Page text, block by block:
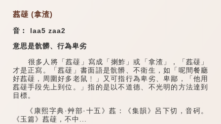
藞䕢 (拿渣)
音︰ laa5 zaa2
意思是骯髒、行為卑劣
很多人將「藞䕢」寫成「揦鮓」或「拿渣」，「藞䕢」
才是正寫。「藞䕢」書面語是骯髒、不衛生，如「呢間餐廳
好藞䕢，周圍好多老鼠﹗」又可指行為卑劣、卑鄙，「他用
藞䕢手段先上到位。」指的是以不道德、不光明的方法達到
目標。
《康熙字典·艸部·十五》藞：《集韻》呂下切，音砢。
《玉篇》藞䕢，不中...